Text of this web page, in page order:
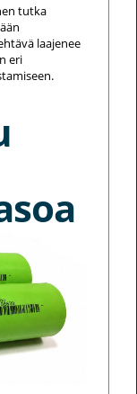
tutka
laajenee
eri